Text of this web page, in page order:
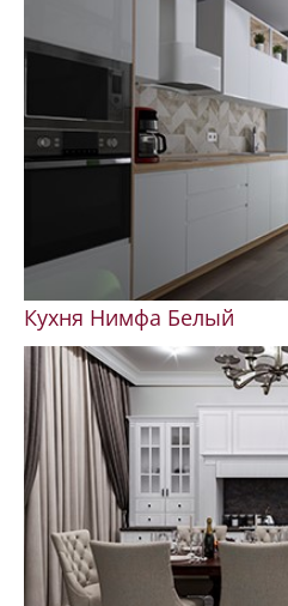
Кухня Нимфа Белый